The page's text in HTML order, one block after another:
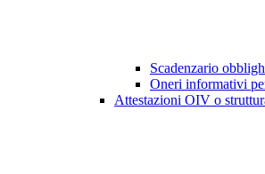
Scadenzario
Oneri informativi
Attestazioni OIV o